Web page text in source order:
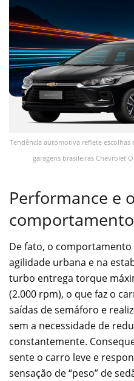
Tendência automotiva reflete
garagens brasileiras Chevrolet
Performance e o
De fato, o comportamento
agilidade urbana e na
turbo entrega torque
(2.000 rpm), o que faz o
saídas de semáforo e
sem a necessidade de
constantemente.
sente o carro leve e
sensação de “peso” de